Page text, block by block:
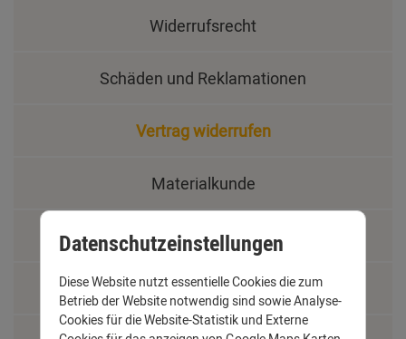
Widerrufsrecht
Schäden und Reklamationen
Vertrag widerrufen
Materialkunde
Fachbegriffe
Jobs
Datenschutzeinstellungen
Diese Website nutzt essentielle Cookies die zum
Betrieb der Website notwendig sind sowie Analyse-
Cookies für die Website-Statistik und Externe